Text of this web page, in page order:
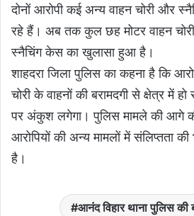
दोनों आरोपी कई अन्य वाहन चोरी और
रहे हैं। अब तक कुल छह मोटर वाहन
स्नैचिंग केस का खुलासा हुआ है।
शाहदरा जिला पुलिस का कहना है कि
चोरी के वाहनों की बरामदगी से क्षेत्र में हो
पर अंकुश लगेगा। पुलिस मामले की आगे
आरोपियों की अन्य मामलों में संलिप्तता
है।
आनंद विहार थाना पुलिस